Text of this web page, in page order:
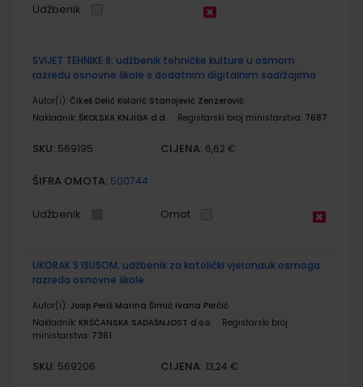
Udžbenik
SVIJET TEHNIKE 8; udžbenik tehničke kulture u osmom
razredu osnovne škole s dodatnim digitalnim sadržajima
Autor(i): Čikeš Delić Kolarić Stanojević Zenzerović
Nakladnik: ŠKOLSKA KNJIGA d.d. Registarski broj ministarstva: 7687
SKU: 569195 CIJENA: 6,62 €
ŠIFRA OMOTA: 500744
Udžbenik Omot
UKORAK S ISUSOM; udžbenik za katolički vjeronauk osmoga
razreda osnovne škole
Autor(i): Josip Periš Marina Šimić Ivana Perčić
Nakladnik: KRŠĆANSKA SADAŠNJOST d.o.o.
Registarski broj
ministarstva: 7361
SKU: 569206 CIJENA: 13,24 €